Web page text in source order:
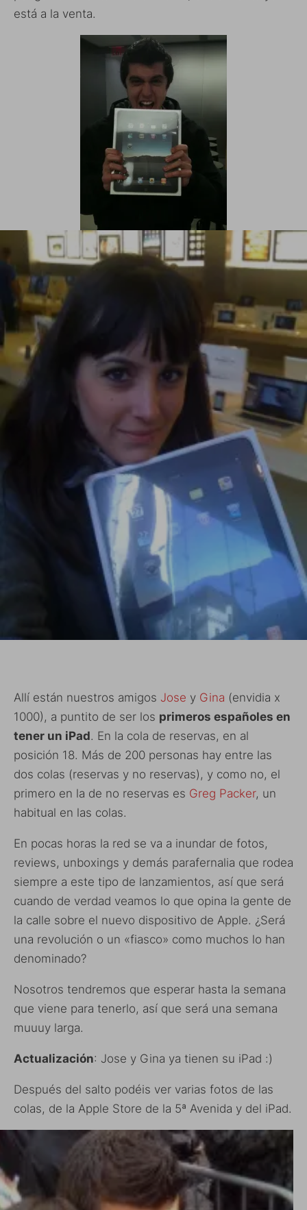
está a la venta.
Allí están nuestros amigos Jose y Gina (envidia x
1000), a puntito de ser los primeros españoles en
tener un iPad. En la cola de reservas, en al
posición 18. Más de 200 personas hay entre las
dos colas (reservas y no reservas), y como no, el
primero en la de no reservas es Greg Packer, un
habitual en las colas.
En pocas horas la red se va a inundar de fotos,
reviews, unboxings y demás parafernalia que rodea
siempre a este tipo de lanzamientos, así que será
cuando de verdad veamos lo que opina la gente de
la calle sobre el nuevo dispositivo de Apple. ¿Será
una revolución o un «fiasco» como muchos lo han
denominado?
Nosotros tendremos que esperar hasta la semana
que viene para tenerlo, así que será una semana
muuuy larga.
Actualización: Jose y Gina ya tienen su iPad :)
Después del salto podéis ver varias fotos de las
colas, de la Apple Store de la 5ª Avenida y del iPad.